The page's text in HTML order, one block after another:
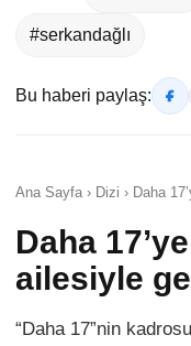
#serkandağlı
Bu haberi paylaş:
Ana Sayfa › Dizi › Daha
Daha
ailesiyle
“Daha 17”nin